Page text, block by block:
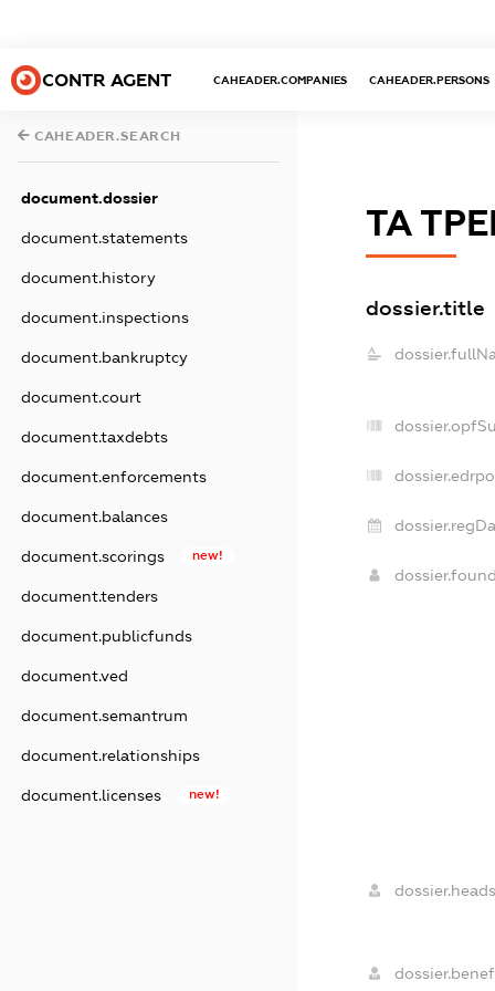
CONTR AGENT CAHEADER.COMPANIES CAHEADER.PERSONS
CAHEADER.SEARCH
document.dossier
document.statements
document.history
document.inspections
document.bankruptcy
document.court
document.taxdebts
document.enforcements
document.balances
document.scorings new!
document.tenders
document.publicfunds
document.ved
document.semantrum
document.relationships
document.licenses new!
ТА
dossier.title